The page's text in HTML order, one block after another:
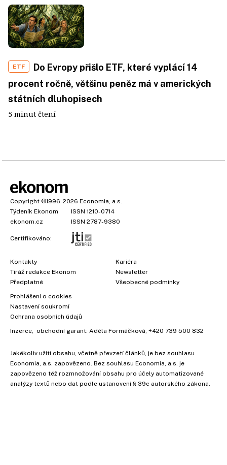
ETF
Do Evropy přišlo ETF, které vyplácí 14
procent ročně, většinu peněz má v amerických
státních dluhopisech
5 minut čtení
Copyright ©1996-2026 Economia, a.s.
Týdeník Ekonom
ISSN 1210-0714
ekonom.cz
ISSN 2787-9380
Certifikováno:
Kontakty
Tiráž redakce Ekonom
Předplatné
Kariéra
Newsletter
Všeobecné podmínky
Prohlášení o cookies
Nastavení soukromí
Ochrana osobních údajů
Inzerce , obchodní garant: Adéla Formáčková +420 739 500 832
Jakékoliv užití obsahu, včetně převzetí článků, je bez souhlasu
Economia, a.s. zapovězeno. Bez souhlasu Economia, a.s. je
zapovězeno též rozmnožování obsahu pro účely automatizované
analýzy textů nebo dat podle ustanovení § 39c autorského zákona.